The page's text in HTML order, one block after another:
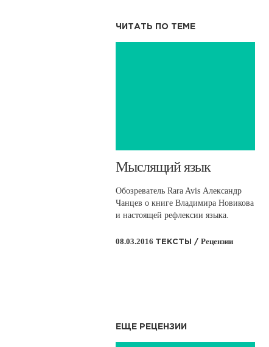
ЧИТАТЬ ПО ТЕМЕ
​Мыслящий язык
Обозреватель Rara Avis Александр
Чанцев о книге Владимира Новикова
и настоящей рефлексии языка.
08.03.2016 ТЕКСТЫ / Рецензии
ЕЩЕ РЕЦЕНЗИИ